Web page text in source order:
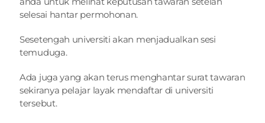
selesai hantar permohonan.
Sesetengah universiti akan menjadualkan sesi
temuduga.
Ada juga yang akan terus menghantar surat tawaran
sekiranya pelajar layak mendaftar di universiti
tersebut.